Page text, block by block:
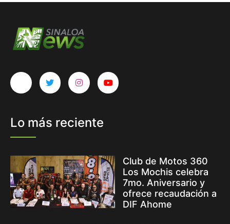
Lo más reciente
Club de Motos 360
Los Mochis celebra
7mo. Aniversario y
ofrece recaudación a
DIF Ahome